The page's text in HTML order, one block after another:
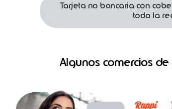
Tarjeta no bancaria con
toda la
Algunos comercios